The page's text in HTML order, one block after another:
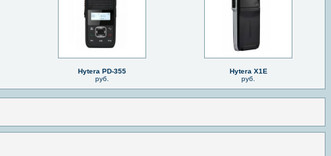
Hytera PD-355
руб.
Hytera X1E
руб.